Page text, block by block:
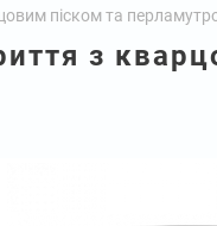
піском та
з